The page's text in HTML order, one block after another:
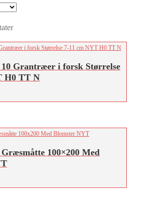
Sorteret
seneste
Grantræer i forsk Størrelse
H0 TT N
100×200 Med